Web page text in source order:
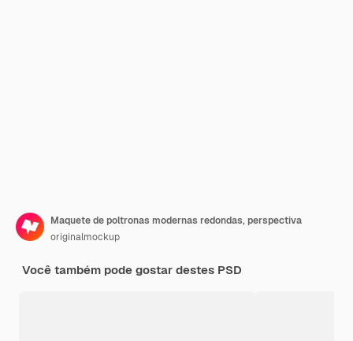
Maquete de poltronas modernas redondas, perspectiva
originalmockup
Você também pode gostar destes PSD